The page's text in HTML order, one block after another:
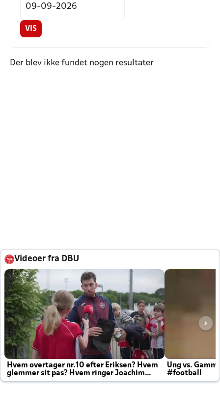
VIS
Der blev ikke fundet nogen resultater
Videoer fra DBU
Hvem overtager nr.10 efter Eriksen? Hvem
glemmer sit pas? Hvem ringer Joachim
altid til efter kampe?
Ung vs.
#football